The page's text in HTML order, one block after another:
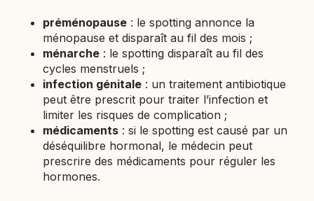
préménopause : le spotting annonce la
ménopause et disparaît au fil des mois ;
ménarche : le spotting disparaît au fil des
cycles menstruels ;
infection génitale : un traitement antibiotique
peut être prescrit pour traiter l’infection et
limiter les risques de complication ;
médicaments : si le spotting est causé par un
déséquilibre hormonal, le médecin peut
prescrire des médicaments pour réguler les
hormones.